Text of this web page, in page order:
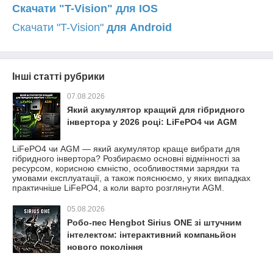
Скачати "T-Vision" для IOS
Скачати "T-Vision" для Android
Інші статті рубрики
07.08.2026
Який акумулятор кращий для гібридного
інвертора у 2026 році: LiFePO4 чи AGM
LiFePO4 чи AGM — який акумулятор краще вибрати для
гібридного інвертора? Розбираємо основні відмінності за
ресурсом, корисною ємністю, особливостями зарядки та
умовами експлуатації, а також пояснюємо, у яких випадках
практичніше LiFePO4, а коли варто розглянути AGM.
05.08.2026
Робо-пес Hengbot Sirius ONE зі штучним
інтелектом: інтерактивний компаньйон
нового покоління